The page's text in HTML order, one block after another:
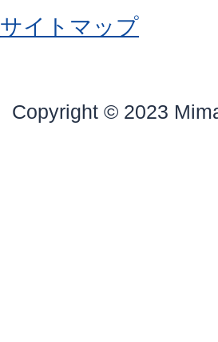
サイトマップ
Copyright © 2023